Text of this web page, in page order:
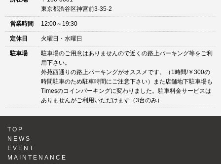
東京都渋谷区神宮前3-35-2
営業時間 12:00～19:30
定休日 火曜日・水曜日
駐車場
駐車場のご用意はありませんので近くの路上パーキング等をご利
用下さい。
外苑西通りの路上パーキングがオススメです。（1時間/￥300の
時間駐車のため駐車時間にご注意下さい）また店舗地下駐車場も
Timesのコインパーキングに変わりました。駐車料金サービスは
ありませんがご利用いただけます（3台のみ）
TOP
NEWS
EVENT
MAINTENANCE